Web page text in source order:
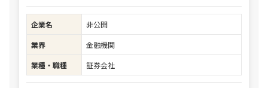
企業名
非公開
業界
金融機関
業種・職種
証券会社